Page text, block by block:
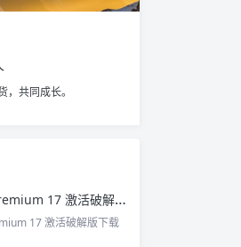
共同成长。
Navicat Premium 17 激活破解版下载及安装教程
17 激活破解版下载